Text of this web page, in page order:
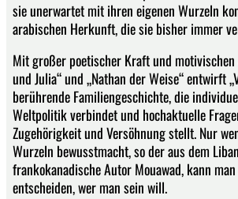
sie unerwartet mit ihren eigenen Wurzeln
arabischen Herkunft, die sie bisher immer
Mit großer poetischer Kraft und motivischen
und Julia“ und „Nathan der Weise“ entwirft
berührende Familiengeschichte, die
Weltpolitik verbindet und hochaktuelle
Zugehörigkeit und Versöhnung stellt. Nur
Wurzeln bewusstmacht, so der aus dem
frankokanadische Autor Mouawad, kann
entscheiden, wer man sein will.